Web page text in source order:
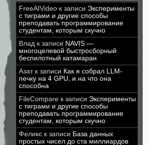
FreeAIVideo к записи Эксперименты
с тиграми и другие способы
преподавать программирование
студентам, которым скучно
Влад к записи NAVIS —
многоцелевой быстросборный
беспилотный катамаран
Азатк записи Как я собрал LLM-
печку на 4 GPU, и на что она
способна
FileCompare к записи Эксперименты
с тиграми и другие способы
преподавать программирование
студентам, которым скучно
Феликс к записи База данных
простых чисел до ста миллиардов